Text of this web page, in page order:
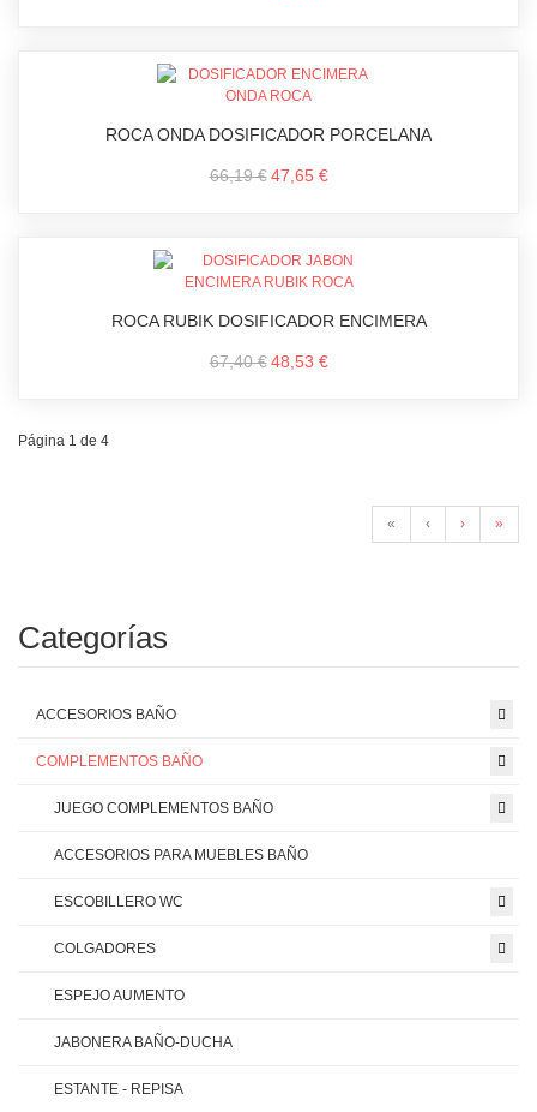
ROCA ONDA DOSIFICADOR PORCELANA
66,19 € 47,65 €
ROCA RUBIK DOSIFICADOR ENCIMERA
67,40 € 48,53 €
Página 1 de 4
« ‹ › »
Categorías
ACCESORIOS BAÑO
COMPLEMENTOS BAÑO
JUEGO COMPLEMENTOS BAÑO
ACCESORIOS PARA MUEBLES BAÑO
ESCOBILLERO WC
COLGADORES
ESPEJO AUMENTO
JABONERA BAÑO-DUCHA
ESTANTE - REPISA